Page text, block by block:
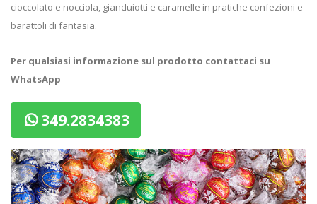
cioccolato e nocciola, gianduiotti e caramelle in pratiche confezioni e
barattoli di fantasia.
Per qualsiasi informazione sul prodotto contattaci su
WhatsApp
349.2834383